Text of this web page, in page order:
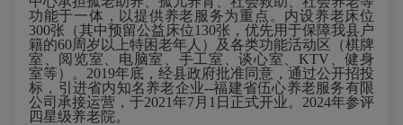
功能于一体 ， 以提供养老服务为重点 。 内设养老床位
300张 （其中预留公益床位130张，优先用于保障我县户
籍的60周岁以上特困老年人 ） 及各类功能活动区（棋牌
室、阅览室、电脑室、手工室、谈心室、 KTV、健身
室等）
。 2019年底，经县政府批准同意，通过公开招投
标，引进省内知名养老企业--福建省伍心养老服务有限
公司承接运营，于2021年7月1日正式开业。 2024年参评
四星级养老院。